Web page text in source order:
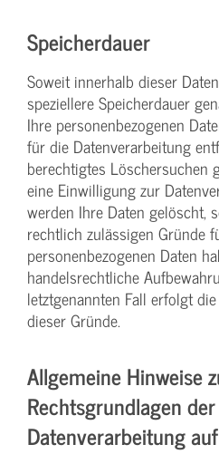
Speicherdauer
Soweit innerhalb dieser
speziellere Speicherdauer
Ihre personenbezogenen
für die Datenverarbeitung
berechtigtes Löschersuchen
eine Einwilligung zur
werden Ihre Daten gelöscht,
rechtlich zulässigen Gründe
personenbezogenen Daten
handelsrechtliche
letztgenannten Fall erfolgt
dieser Gründe.
Allgemeine Hinweise
Rechtsgrundlagen der
Datenverarbeitung